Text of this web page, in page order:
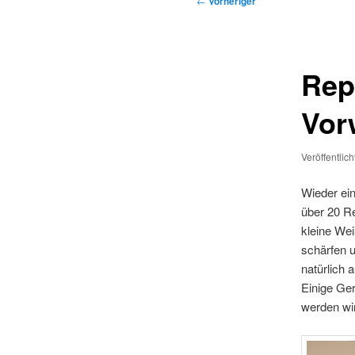
Wieder
über 20
kleine
schärfen
natürlich
Einige
werden